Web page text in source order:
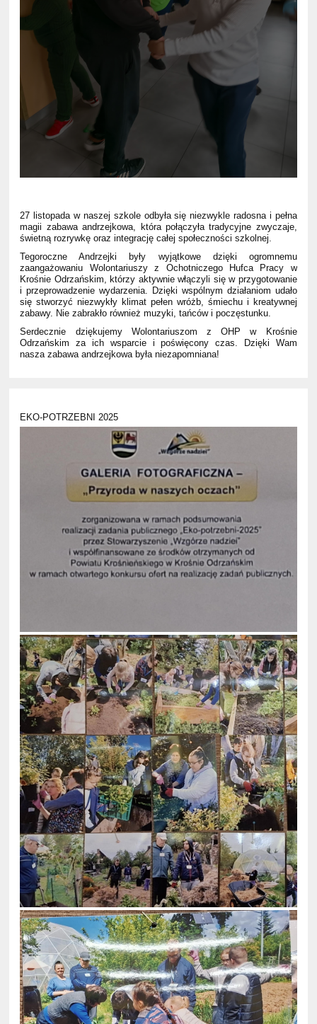
27 listopada w naszej szkole odbyła się niezwykle radosna i pełna
magii zabawa andrzejkowa, która połączyła tradycyjne zwyczaje,
świetną rozrywkę oraz integrację całej społeczności szkolnej.
Tegoroczne Andrzejki były wyjątkowe dzięki ogromnemu
zaangażowaniu Wolontariuszy z Ochotniczego Hufca Pracy w
Krośnie Odrzańskim, którzy aktywnie włączyli się w przygotowanie
i przeprowadzenie wydarzenia. Dzięki wspólnym działaniom udało
się stworzyć niezwykły klimat pełen wróżb, śmiechu i kreatywnej
zabawy. Nie zabrakło również muzyki, tańców i poczęstunku.
Serdecznie dziękujemy Wolontariuszom z OHP w Krośnie
Odrzańskim za ich wsparcie i poświęcony czas. Dzięki Wam
nasza zabawa andrzejkowa była niezapomniana!
EKO-POTRZEBNI 2025